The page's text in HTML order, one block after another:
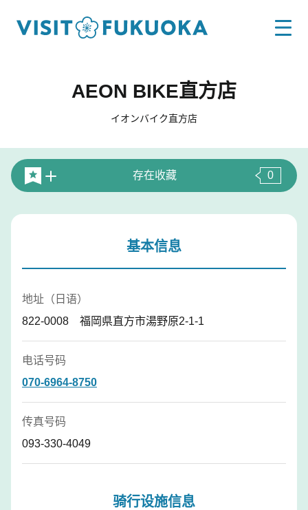
AEON BIKE直方店
イオンバイク直方店
存在收藏 0
基本信息
地址（日语）
822-0008 福岡県直方市湯野原2-1-1
电话号码
070-6964-8750
传真号码
093-330-4049
骑行设施信息